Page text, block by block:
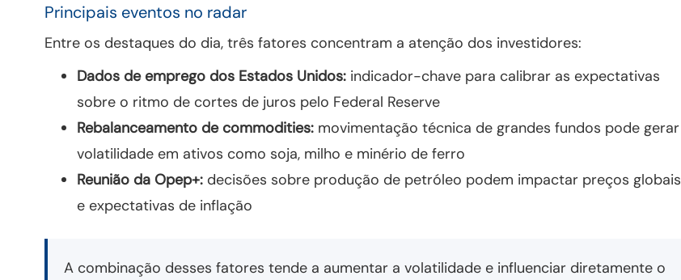
Principais eventos no radar
Entre os destaques do dia, três fatores concentram a atenção dos investidores:
Dados de emprego dos Estados Unidos:indicador-chave para calibrar as expectativas
sobre o ritmo de cortes de juros pelo Federal Reserve
Rebalanceamento de commodities:movimentação técnica de grandes fundos pode gerar
volatilidade em ativos como soja, milho e minério de ferro
Reunião da Opep+:decisões sobre produção de petróleo podem impactar preços globais
e expectativas de inflação
A combinação desses fatores tende a aumentar a volatilidade e influenciar diretamente o